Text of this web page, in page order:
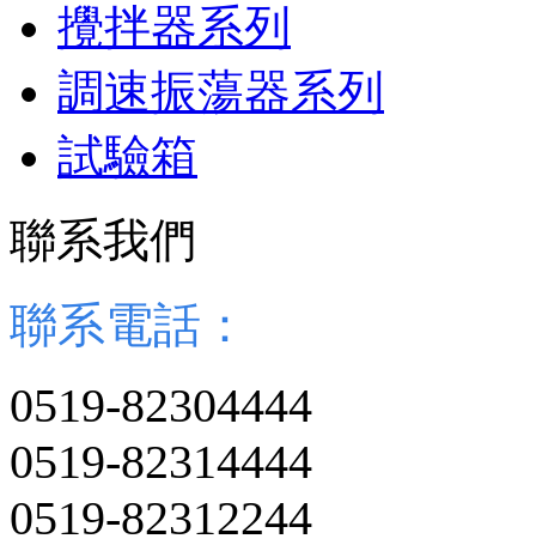
攪拌器系列
調速振蕩器系列
試驗箱
聯系我們
聯系電話：
0519-82304444
0519-82314444
0519-82312244